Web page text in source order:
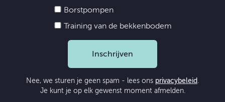
Borstpompen
Training van de bekkenbodem
Inschrijven
Nee, we sturen je geen spam - lees ons privacybeleid .
Je kunt je op elk gewenst moment afmelden.